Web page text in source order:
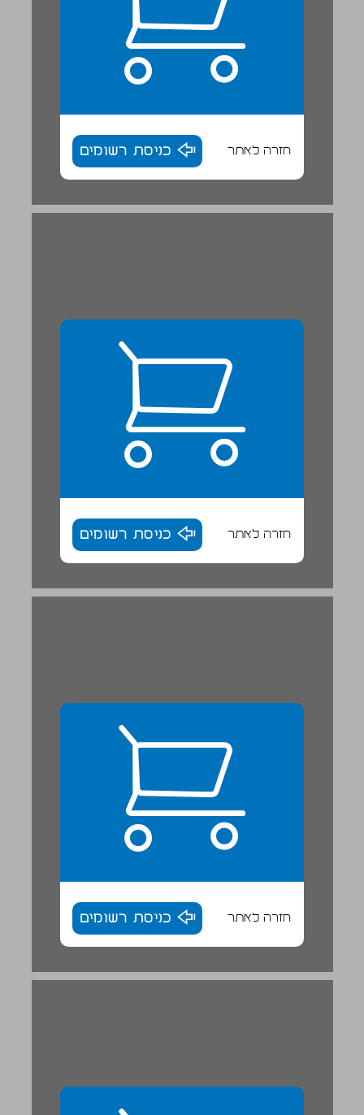
חזרה לאתר כניסת רשומים
חזרה לאתר כניסת רשומים
חזרה לאתר כניסת רשומים